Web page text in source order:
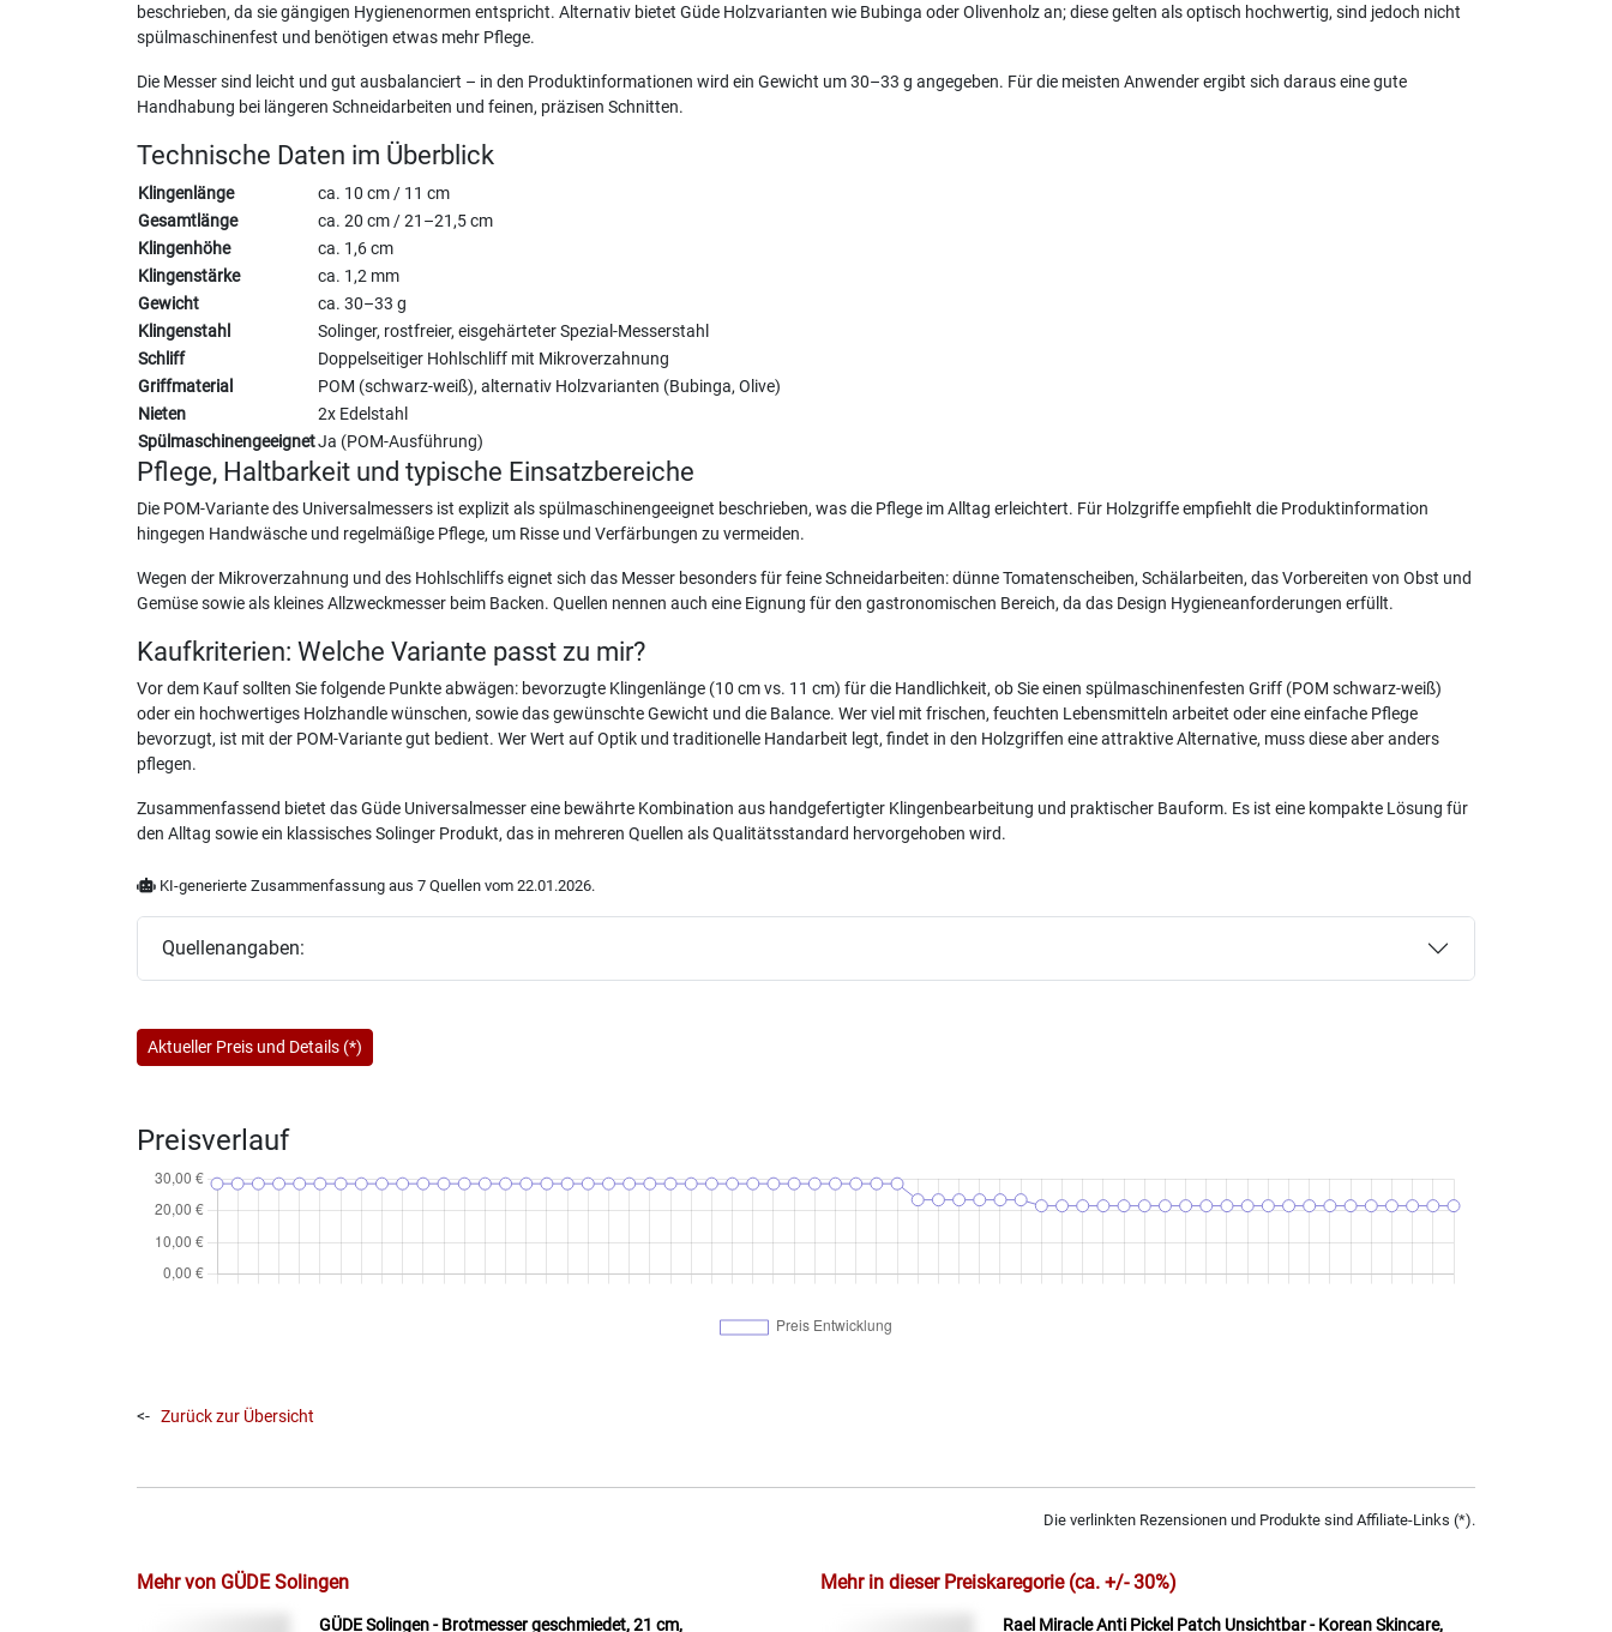
beschrieben, da sie gängigen Hygienenormen entspricht. Alternativ bietet Güde Holzvarianten wie Bubinga oder Olivenholz an; diese gelten als optisch hochwertig, sind jedoch nicht
spülmaschinenfest und benötigen etwas mehr Pflege.
Die Messer sind leicht und gut ausbalanciert – in den Produktinformationen wird ein Gewicht um 30–33 g angegeben. Für die meisten Anwender ergibt sich daraus eine gute
Handhabung bei längeren Schneidarbeiten und feinen, präzisen Schnitten.
Technische Daten im Überblick
Klingenlänge
ca. 10 cm / 11 cm
Gesamtlänge
ca. 20 cm / 21–21,5 cm
Klingenhöhe
ca. 1,6 cm
Klingenstärke
ca. 1,2 mm
Gewicht
ca. 30–33 g
Klingenstahl
Solinger, rostfreier, eisgehärteter Spezial-Messerstahl
Schliff
Doppelseitiger Hohlschliff mit Mikroverzahnung
Griffmaterial
POM (schwarz-weiß), alternativ Holzvarianten (Bubinga, Olive)
Nieten
2x Edelstahl
SpülmaschinengeeignetJa (POM-Ausführung)
Pflege, Haltbarkeit und typische Einsatzbereiche
Die POM-Variante des Universalmessers ist explizit als spülmaschinengeeignet beschrieben, was die Pflege im Alltag erleichtert. Für Holzgriffe empfiehlt die Produktinformation
hingegen Handwäsche und regelmäßige Pflege, um Risse und Verfärbungen zu vermeiden.
Wegen der Mikroverzahnung und des Hohlschliffs eignet sich das Messer besonders für feine Schneidarbeiten: dünne Tomatenscheiben, Schälarbeiten, das Vorbereiten von Obst und
Gemüse sowie als kleines Allzweckmesser beim Backen. Quellen nennen auch eine Eignung für den gastronomischen Bereich, da das Design Hygieneanforderungen erfüllt.
Kaufkriterien: Welche Variante passt zu mir?
Vor dem Kauf sollten Sie folgende Punkte abwägen: bevorzugte Klingenlänge (10 cm vs. 11 cm) für die Handlichkeit, ob Sie einen spülmaschinenfesten Griff (POM schwarz-weiß)
oder ein hochwertiges Holzhandle wünschen, sowie das gewünschte Gewicht und die Balance. Wer viel mit frischen, feuchten Lebensmitteln arbeitet oder eine einfache Pflege
bevorzugt, ist mit der POM-Variante gut bedient. Wer Wert auf Optik und traditionelle Handarbeit legt, findet in den Holzgriffen eine attraktive Alternative, muss diese aber anders
pflegen.
Zusammenfassend bietet das Güde Universalmesser eine bewährte Kombination aus handgefertigter Klingenbearbeitung und praktischer Bauform. Es ist eine kompakte Lösung für
den Alltag sowie ein klassisches Solinger Produkt, das in mehreren Quellen als Qualitätsstandard hervorgehoben wird.
KI-generierte Zusammenfassung aus 7 Quellen vom 22.01.2026.
Quellenangaben:
Aktueller Preis und Details (*)
Preisverlauf
<- Zurück zur Übersicht
Die verlinkten Rezensionen und Produkte sind Affiliate-Links (*).
Mehr von GÜDE Solingen
GÜDE Solingen - Brotmesser geschmiedet, 21 cm,
Mehr in dieser Preiskaregorie (ca. +/- 30%)
Rael Miracle Anti Pickel Patch Unsichtbar - Korean Skincare,